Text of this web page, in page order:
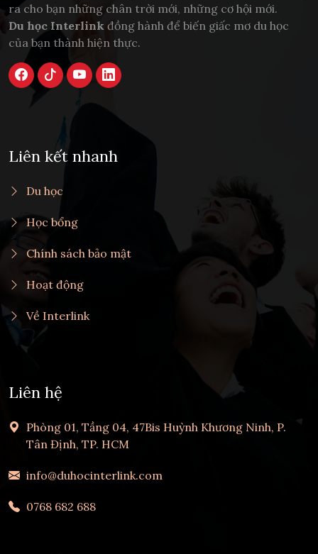
ra cho bạn những chân trời mới, những cơ hội mới.
Du học Interlink đồng hành để biến giấc mơ du học
của bạn thành hiện thực.
Liên kết nhanh
Du học
Học bổng
Chính sách bảo mật
Hoạt động
Về Interlink
Liên hệ
Phòng 01, Tầng 04, 47Bis Huỳnh Khương Ninh, P.
Tân Định, TP. HCM
info@duhocinterlink.com
0768 682 688